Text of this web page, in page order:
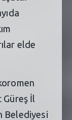
elde
Güreş İl
Belediyesi